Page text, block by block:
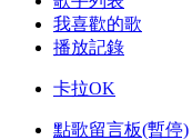
我喜歡的歌
播放記錄
卡拉OK
點歌留言板(暫停)